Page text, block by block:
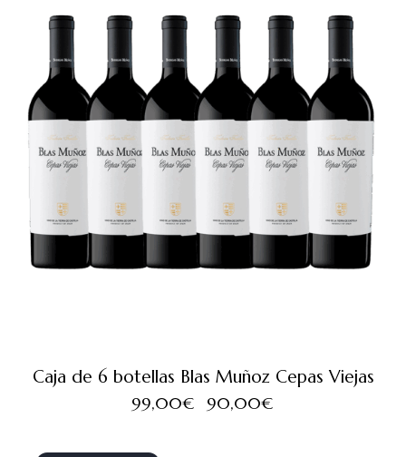
Caja de 6 botellas Blas Muñoz Cepas Viejas
99,00€ 90,00€